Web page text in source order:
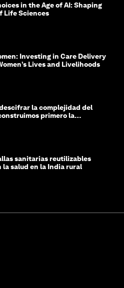
in the Age of AI: Shaping
Life Sciences
Investing in Care Delivery
Lives and Livelihoods
la complejidad del
primero la
sanitarias reutilizables
salud en la India rural